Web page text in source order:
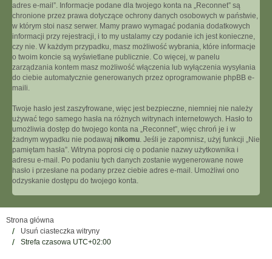
adres e-mail”. Informacje podane dla twojego konta na „Reconnet” są
chronione przez prawa dotyczące ochrony danych osobowych w państwie,
w którym stoi nasz serwer. Mamy prawo wymagać podania dodatkowych
informacji przy rejestracji, i to my ustalamy czy podanie ich jest konieczne,
czy nie. W każdym przypadku, masz możliwość wybrania, które informacje
o twoim koncie są wyświetlane publicznie. Co więcej, w panelu
zarządzania kontem masz możliwość włączenia lub wyłączenia wysyłania
do ciebie automatycznie generowanych przez oprogramowanie phpBB e-
maili.
Twoje hasło jest zaszyfrowane, więc jest bezpieczne, niemniej nie należy
używać tego samego hasła na różnych witrynach internetowych. Hasło to
umożliwia dostęp do twojego konta na „Reconnet”, więc chroń je i w
żadnym wypadku nie podawaj nikomu. Jeśli je zapomnisz, użyj funkcji „Nie
pamiętam hasła”. Witryna poprosi cię o podanie nazwy użytkownika i
adresu e-mail. Po podaniu tych danych zostanie wygenerowane nowe
hasło i przesłane na podany przez ciebie adres e-mail. Umożliwi ono
odzyskanie dostępu do twojego konta.
Strona główna
Usuń ciasteczka witryny
Strefa czasowa UTC+02:00